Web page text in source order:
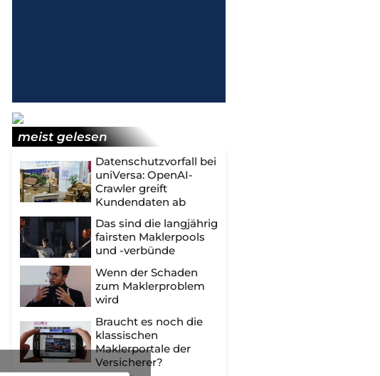
meist gelesen
Datenschutzvorfall bei
uniVersa: OpenAI-
Crawler greift
Kundendaten ab
Das sind die langjährig
fairsten Maklerpools
und -verbünde
Wenn der Schaden
zum Maklerproblem
wird
Braucht es noch die
klassischen
Maklerportale der
Versicherer?